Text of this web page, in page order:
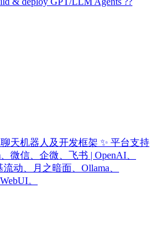
天机器人及开发框架 ✨ 平台支持
微信、企微、飞书 | OpenAI、
动、月之暗面、Ollama、
。